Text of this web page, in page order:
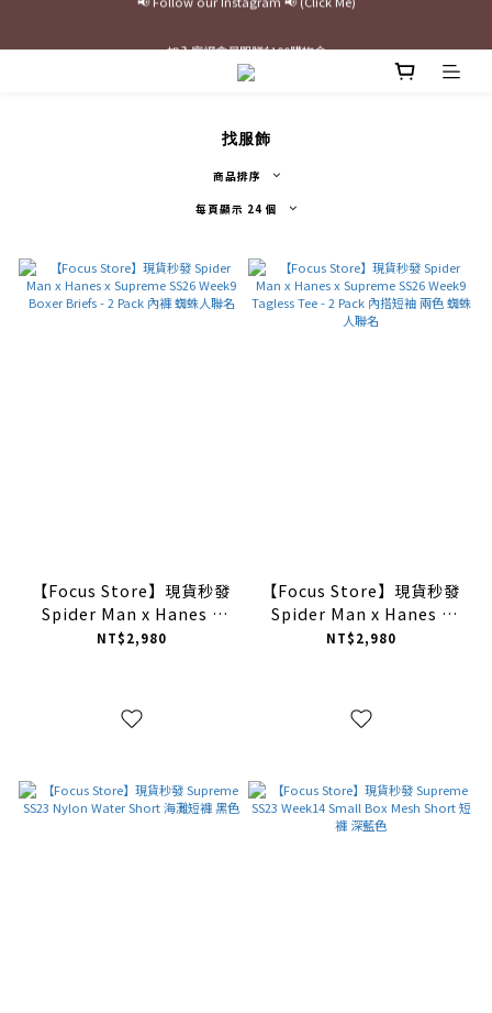
最新三方聯名倒鉤，火熱預購接單中🔥
找服飾
商品排序
每頁顯示 24 個
【Focus Store】現貨秒發
Spider Man x Hanes x
Supreme SS26 Week9
NT$2,980
【Focus Store】現貨秒發
Spider Man x Hanes x
Supreme SS26 Week9
NT$2,980